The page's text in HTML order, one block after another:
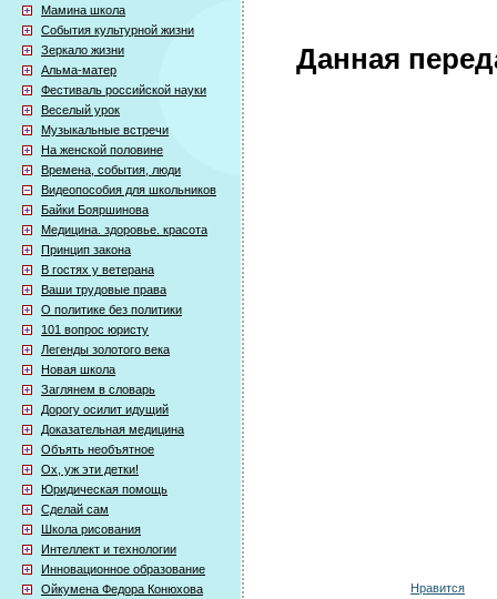
Мамина школа
События культурной жизни
Зеркало жизни
Альма-матер
Фестиваль российской науки
Веселый урок
Музыкальные встречи
На женской половине
Времена, события, люди
Видеопособия для школьников
Байки Бояршинова
Медицина. здоровье. красота
Принцип закона
В гостях у ветерана
Ваши трудовые права
О политике без политики
101 вопрос юристу
Легенды золотого века
Новая школа
Заглянем в словарь
Дорогу осилит идущий
Доказательная медицина
Объять необъятное
Ох, уж эти детки!
Юридическая помощь
Сделай сам
Школа рисования
Интеллект и технологии
Инновационное образование
Ойкумена Федора Конюхова
Данная
Нравится